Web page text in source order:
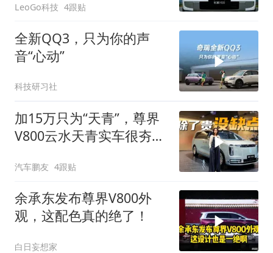
LeoGo科技 4跟贴
全新QQ3，只为你的声
音“心动”
科技研习社
加15万只为“天青”，尊界
V800云水天青实车很夯：
汽车鹏友 4跟贴
余承东发布尊界V800外
观，这配色真的绝了！
白日妄想家